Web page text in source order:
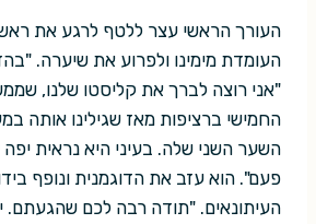
העורך הראשי עצר ללטף לרגע את
העומדת מימינו ולפרוע את שיערה.
"אני רוצה לברך את קליסטו שלנו,
החמישי ברציפות מאז שגילינו אותה
השער השני שלה. בעיני היא נראית יפה
פעם". הוא עזב את הדוגמנית ונופף
העיתונאים. "תודה רבה לכם שהגעתם.